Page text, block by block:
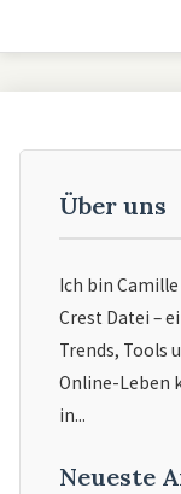
Über uns
Ich bin
Crest Datei –
Trends, Tools
Online-Leben
in...
Neueste